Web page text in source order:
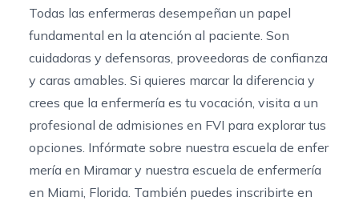
Todas las enfermeras desempeñan un papel
fundamental en la atención al paciente. Son
cuidadoras y defensoras, proveedoras de confianza
y caras amables. Si quieres marcar la diferencia y
crees que la enfermería es tu vocación, visita a un
profesional de admisiones en FVI para explorar tus
opciones. Infórmate sobre nuestra escuela de enfer
mería en Miramary nuestra escuela de enfermería
en Miami , Florida. También puedes inscribirte en